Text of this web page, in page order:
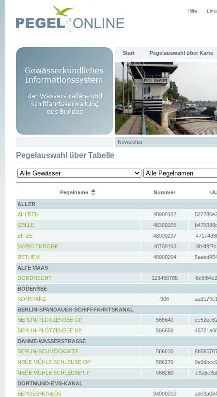
Hilfe
Start Pegelauswahl über Karte
Newsletter
Pegelauswahl über Tabelle
Pegelname Nummer
ALLER
AHLDEN
48900102
CELLE
48300105
EITZE
48900237
MARKLENDORF
48700103
RETHEM
48900204
ALTE MAAS
DORDRECHT
123456785
BODENSEE
KONSTANZ
906
BERLIN-SPANDAUER-SCHIFFFAHRTSKANAL
BERLIN-PLÖTZENSEE OP
586640
BERLIN-PLÖTZENSEE UP
586650
DAHME-WASSERSTRASSE
BERLIN-SCHMÖCKWITZ
586810
NEUE MÜHLE SCHLEUSE OP
586270
NEUE MÜHLE SCHLEUSE UP
586280
DORTMUND-EMS-KANAL
BERGESHÖVEDE
34000010